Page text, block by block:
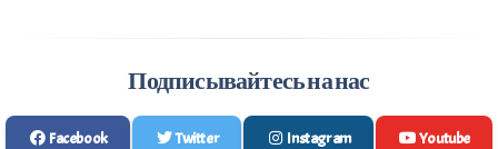
Подписывайтесь на нас
Facebook Twitter Instagram Youtube